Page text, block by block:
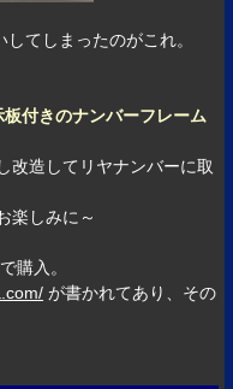
てしまったのがこれ。
板付きのナンバーフレーム
改造してリヤナンバーに取
楽しみに～
購入。
が書かれてあり、その